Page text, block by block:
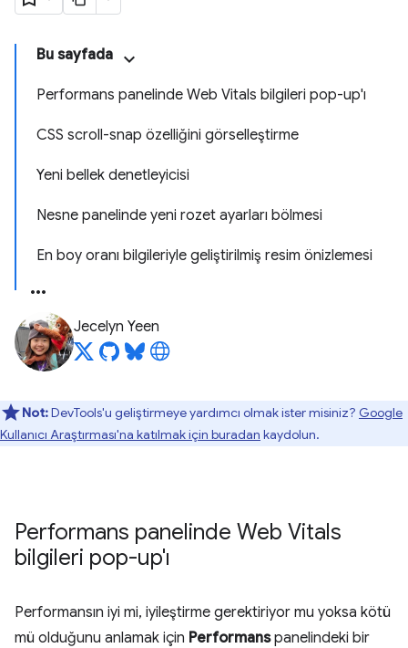
Bu sayfada
Performans panelinde Web Vitals bilgileri pop-up'ı
CSS scroll-snap özelliğini görselleştirme
Yeni bellek denetleyicisi
Nesne panelinde yeni rozet ayarları bölmesi
En boy oranı bilgileriyle geliştirilmiş resim önizlemesi
Jecelyn Yeen
Not:DevTools'u geliştirmeye yardımcı olmak ister misiniz? Google
Kullanıcı Araştırması'na katılmak için buradan kaydolun.
Performans panelinde Web Vitals
bilgileri pop-up'ı
Performansın iyi mi, iyileştirme gerektiriyor mu yoksa kötü
mü olduğunu anlamak için Performanspanelindeki bir